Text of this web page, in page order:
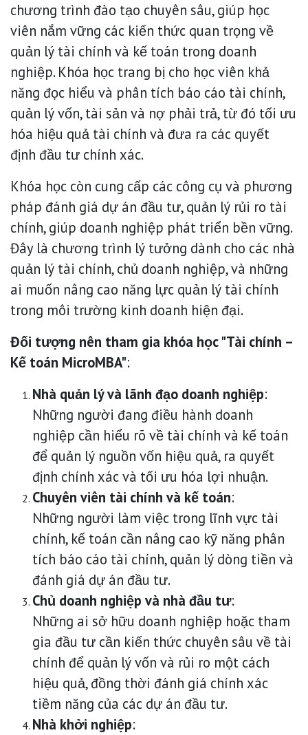
chương trình đào tạo chuyên sâu, giúp học
viên nắm vững các kiến thức quan trọng về
quản lý tài chính và kế toán trong doanh
nghiệp. Khóa học trang bị cho học viên khả
năng đọc hiểu và phân tích báo cáo tài chính,
quản lý vốn, tài sản và nợ phải trả, từ đó tối ưu
hóa hiệu quả tài chính và đưa ra các quyết
định đầu tư chính xác.
Khóa học còn cung cấp các công cụ và phương
pháp đánh giá dự án đầu tư, quản lý rủi ro tài
chính, giúp doanh nghiệp phát triển bền vững.
Đây là chương trình lý tưởng dành cho các nhà
quản lý tài chính, chủ doanh nghiệp, và những
ai muốn nâng cao năng lực quản lý tài chính
trong môi trường kinh doanh hiện đại.
Đối tượng nên tham gia khóa học "Tài chính –
Kế toán MicroMBA":
Nhà quản lý và lãnh đạo doanh nghiệp:
Những người đang điều hành doanh
nghiệp cần hiểu rõ về tài chính và kế toán
để quản lý nguồn vốn hiệu quả, ra quyết
định chính xác và tối ưu hóa lợi nhuận.
Chuyên viên tài chính và kế toán:
Những người làm việc trong lĩnh vực tài
chính, kế toán cần nâng cao kỹ năng phân
tích báo cáo tài chính, quản lý dòng tiền và
đánh giá dự án đầu tư.
Chủ doanh nghiệp và nhà đầu tư:
Những ai sở hữu doanh nghiệp hoặc tham
gia đầu tư cần kiến thức chuyên sâu về tài
chính để quản lý vốn và rủi ro một cách
hiệu quả, đồng thời đánh giá chính xác
tiềm năng của các dự án đầu tư.
Nhà khởi nghiệp: